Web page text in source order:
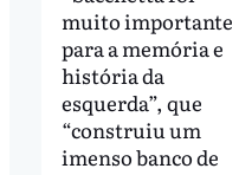
muito importante
para a memória e
história da
esquerda”, que
“construiu um
imenso banco de